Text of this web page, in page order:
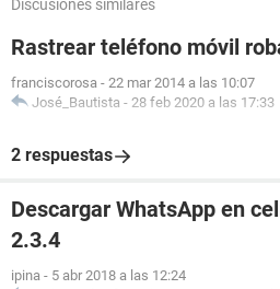
Discusiones similares
Rastrear teléfono móvil
franciscorosa - 22 mar 2014 a las 10:07
José_Bautista - 28 feb 2020 a las 17:33
2 respuestas
Descargar WhatsApp en
2.3.4
ipina - 5 abr 2018 a las 12:24